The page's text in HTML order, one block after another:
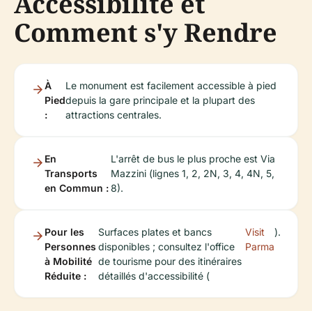
Comment s'y Rendre
À
Pied
:
Le monument est facilement accessible à pied
depuis la gare principale et la plupart des
attractions centrales.
En
Transports
en Commun :
L'arrêt de bus le plus proche est Via
Mazzini (lignes 1, 2, 2N, 3, 4, 4N, 5,
8).
Pour les
Personnes
à Mobilité
Réduite :
Surfaces plates et bancs
disponibles ; consultez l'office
de tourisme pour des itinéraires
détaillés d'accessibilité (
Visit
Parma
).